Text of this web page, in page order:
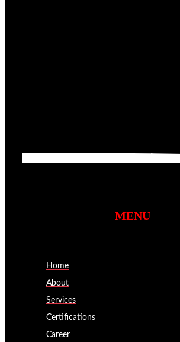
MENU
Home
About
Services
Certifications
Career